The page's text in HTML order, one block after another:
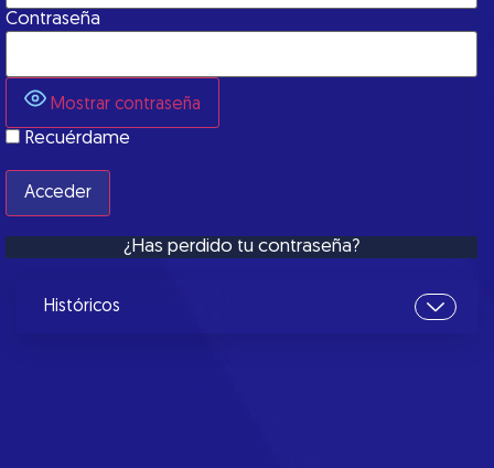
Contraseña
Mostrar contraseña
Recuérdame
¿Has perdido tu contraseña?
Históricos